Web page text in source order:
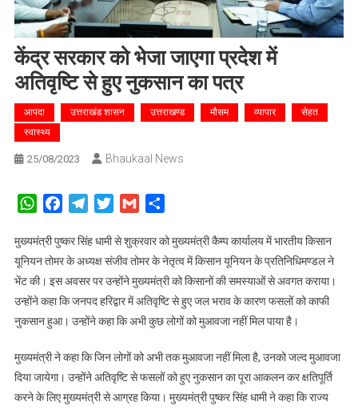
केंद्र सरकार को भेजा जाएगा प्रदेश में
अतिवृष्टि से हुए नुकसान का पत्र
आपदा उत्तराखंड शासन उत्तराखण्ड मौसम व्यापार
सेहत
स्वास्थ्य
25/08/2023 Bhaukaal News
WhatsAppFacebookTelegramTwitterGmail
मुख्यमंत्री पुष्कर सिंह धामी से शुक्रवार को मुख्यमंत्री कैम्प कार्यालय में भारतीय किसान
यूनियन तोमर के अध्यक्ष संजीव तोमर के नेतृत्व में किसान यूनियन के प्रतिनिधिमण्डल ने
भेंट की। इस अवसर पर उन्होंने मुख्यमंत्री को किसानों की समस्याओं से अवगत कराया।
उन्होंने कहा कि जनपद हरिद्वार में अतिवृष्टि से हुए जल भराव के कारण फसलों को काफी
नुकसान हुआ। उन्होंने कहा कि अभी कुछ लोगों को मुआवजा नहीं मिल पाया है।
मुख्यमंत्री ने कहा कि जिन लोगों को अभी तक मुआवजा नहीं मिला है, उनको जल्द मुआवजा
दिया जायेगा। उन्होंने अतिवृष्टि से फसलों को हुए नुकसान का पूरा आकलन कर क्षतिपूर्ति
करने के लिए मुख्यमंत्री से आग्रह किया। मुख्यमंत्री पुष्कर सिंह धामी ने कहा कि राज्य